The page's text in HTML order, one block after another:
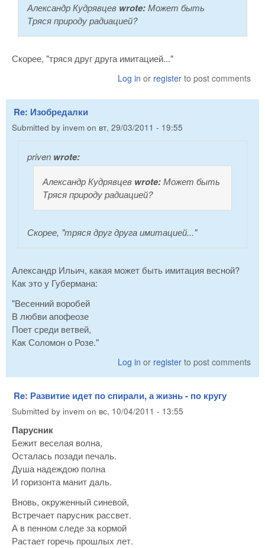
Александр Кудрявцев wrote:Может быть
Тряся природу радиацией?
Скорее, "тряся друг друга имитацией..."
Log in or register to post comments
Re: Изобредалки
Submitted by invem on вт, 29/03/2011 - 19:55
priven wrote:
Александр Кудрявцев wrote:Может быть
Тряся природу радиацией?
Скорее, "тряся друг друга имитацией..."
Александр Ильич, какая может быть имитация весной?
Как это у Губермана:
"Весенний воробей
В любви апофеозе
Поет среди ветвей,
Как Соломон о Розе."
Log in or register to post comments
Re: Развитие идет по спирали, а жизнь - по кругу
Submitted by invem on вс, 10/04/2011 - 13:55
Парусник
Бежит веселая волна,
Осталась позади печаль.
Душа надеждою полна
И горизонта манит даль.
Вновь, окруженный синевой,
Встречает парусник рассвет.
А в пенном следе за кормой
Растает горечь прошлых лет.